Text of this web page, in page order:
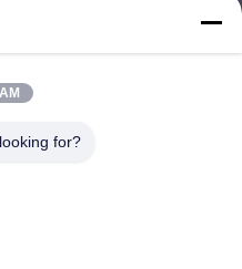
for?